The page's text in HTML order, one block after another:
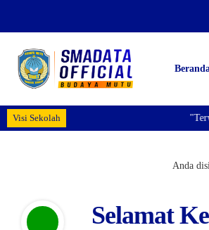
Visi Sekolah
Anda
Selamat